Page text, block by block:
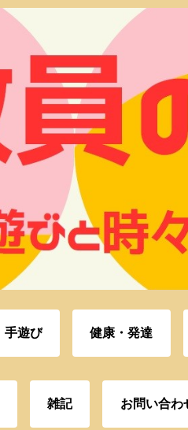
手遊び 健康・発達
雑記 お問い合わ